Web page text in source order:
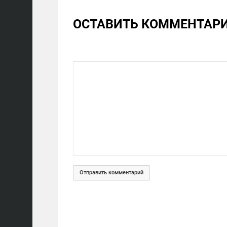
ОСТАВИТЬ
Отправить комментарий